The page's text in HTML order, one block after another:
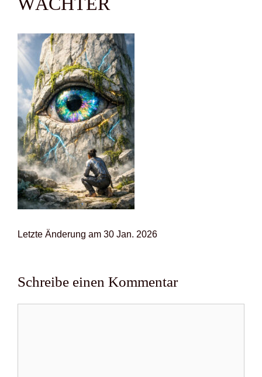
Letz­te Ände­rung am 30 Jan. 2026
Schreibe einen Kommentar